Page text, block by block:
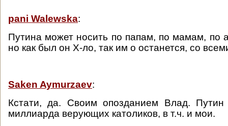
pani Walewska:
Путина может носить по папам, по мамам, по
но как был он Х-ло, так им о останется, со
Saken Aymurzaev:
Кстати, да. Своим опозданием Влад. Путин
миллиарда верующих католиков, в т.ч. и мои.